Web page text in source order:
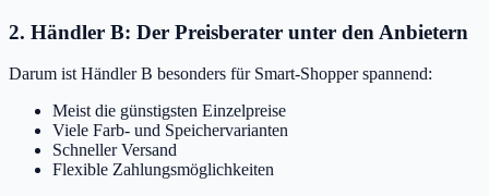
2. Händler B: Der Preisberater unter den Anbietern
Darum ist Händler B besonders für Smart-Shopper spannend:
Meist die günstigsten Einzelpreise
Viele Farb- und Speichervarianten
Schneller Versand
Flexible Zahlungsmöglichkeiten